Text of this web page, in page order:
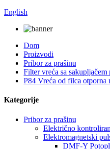
English
Dom
Proizvodi
Pribor za prašinu
Filter vreća sa sakupljačem
P84 Vreća od filca otporna
Kategorije
Pribor za prašinu
Električno
Elektromagnetski
DMF-Y